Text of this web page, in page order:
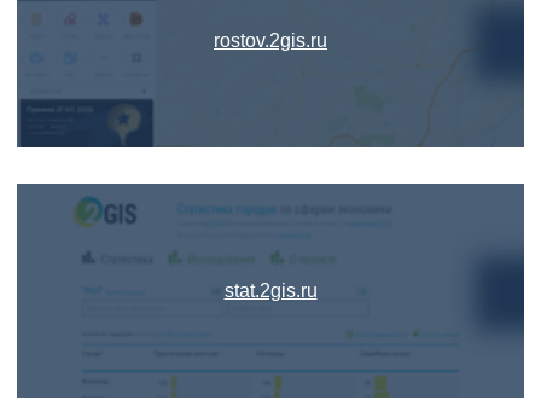
rostov.2gis.ru
stat.2gis.ru